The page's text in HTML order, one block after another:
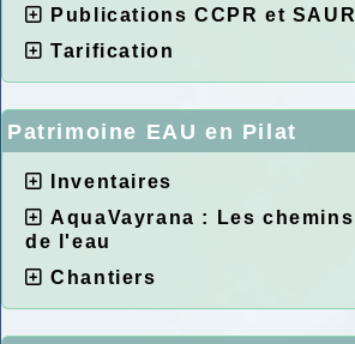
Publications CCPR et SAUR
Tarification
Patrimoine EAU en Pilat
Inventaires
AquaVayrana : Les chemins
de l'eau
Chantiers